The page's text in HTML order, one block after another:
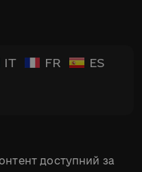
IT FR ES
доступний за